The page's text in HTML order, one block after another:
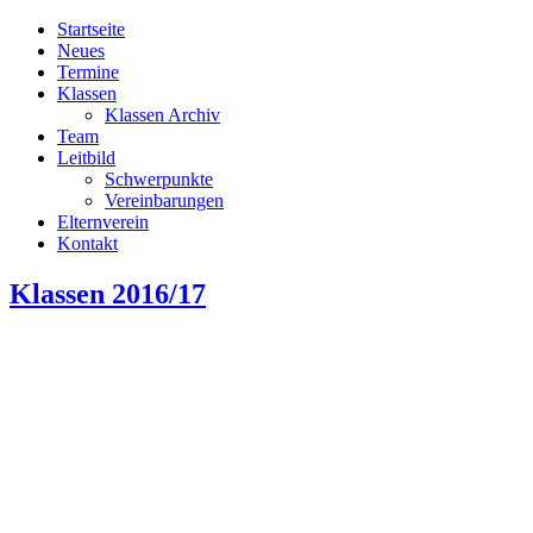
Startseite
Neues
Termine
Klassen
Klassen Archiv
Team
Leitbild
Schwerpunkte
Vereinbarungen
Elternverein
Kontakt
Klassen 2016/17